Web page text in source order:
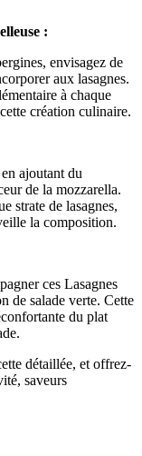
:
envisagez de
aux lasagnes.
à chaque
création culinaire.
ajoutant du
de la mozzarella.
strate de lasagnes,
la composition.
ces Lasagnes
de salade verte. Cette
du plat
détaillée, et offrez-
saveurs